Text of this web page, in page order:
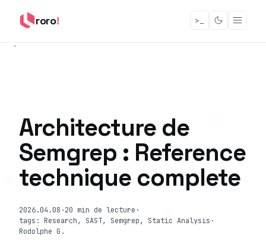
roro! >_
Architecture de
Semgrep : Reference
technique complete
2026.04.08 ·20 min de lecture ·
tags: Research, SAST, Semgrep, Static Analysis ·
Rodolphe G.